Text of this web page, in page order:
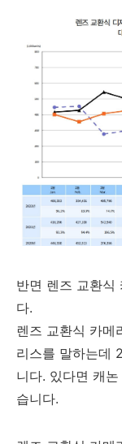
반면 렌즈 교환식
다.
렌즈 교환식 카메
리스를 말하는데
니다. 있다면 캐
습니다.